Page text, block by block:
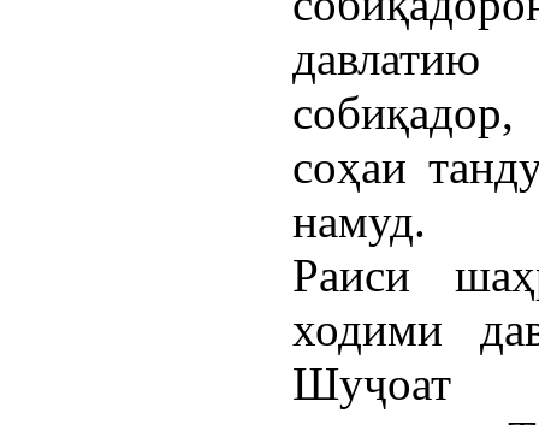
соҳаи
намуд.
Раиси
ходими
Шуҷоат